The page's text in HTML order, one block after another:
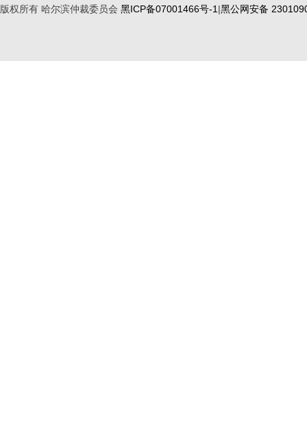
版权所有 哈尔滨仲裁委员会 黑ICP备07001466号-1 |黑公网安备